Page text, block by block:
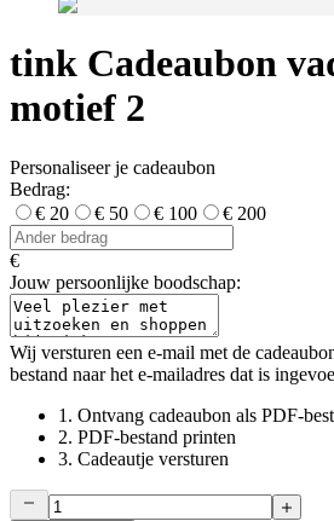
tink Cadeaubon
motief 2
Personaliseer je cadeaubon
Bedrag:
€ 20
€ 50 € 100 € 200
€
Jouw persoonlijke boodschap:
Wij versturen een e-mail met de
bestand naar het e-mailadres dat is
1. Ontvang cadeaubon als PDF-
2. PDF-bestand printen
3. Cadeautje versturen